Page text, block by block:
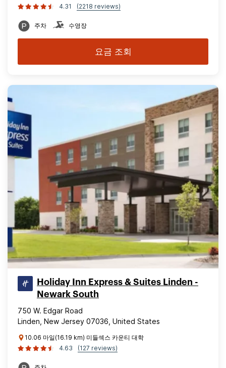
4.31
(2218 reviews)
주차 수영장
요금 조회
Holiday Inn Express & Suites Linden -
Newark South
750 W. Edgar Road
Linden, New Jersey 07036, United States
10.06 마일(16.19 km) 미들섹스 카운티 대학
4.63
(127 reviews)